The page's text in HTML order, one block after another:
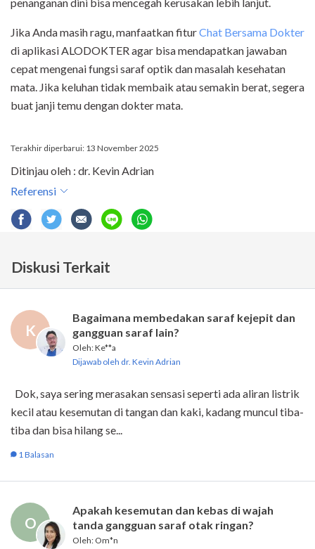
Jika Anda masih ragu, manfaatkan fiturChat Bersama Dokter
di aplikasi ALODOKTER agar bisa mendapatkan jawaban
cepat mengenai fungsi saraf optik dan masalah kesehatan
mata. Jika keluhan tidak membaik atau semakin berat, segera
buat janji temu dengan dokter mata.
Terakhir diperbarui: 13 November 2025